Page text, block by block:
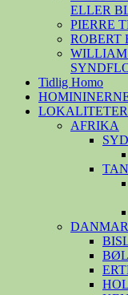
ELLER
PIERRE
ROBERT
WILLIAM
Tidlig Homo
LOKALITETER
AFRIKA